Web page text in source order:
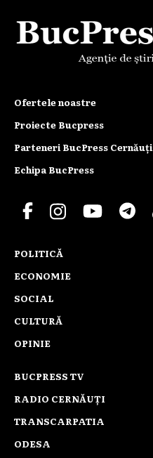
Ofertele noastre
Proiecte Bucpress
Parteneri BucPress Cernăuți
Echipa BucPress
POLITICĂ
ECONOMIE
SOCIAL
CULTURĂ
OPINIE
BUCPRESS TV
RADIO CERNĂUȚI
TRANSCARPATIA
ODESA